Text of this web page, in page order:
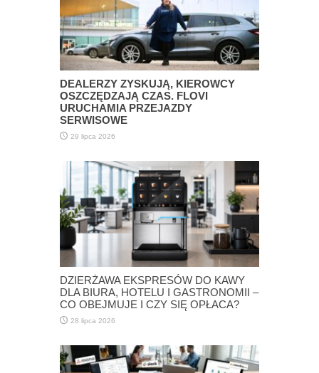
DEALERZY ZYSKUJĄ, KIEROWCY
OSZCZĘDZAJĄ CZAS. FLOVI
URUCHAMIA PRZEJAZDY
SERWISOWE
29 lipca 2026
DZIERŻAWA EKSPRESÓW DO KAWY
DLA BIURA, HOTELU I GASTRONOMII –
CO OBEJMUJE I CZY SIĘ OPŁACA?
28 lipca 2026